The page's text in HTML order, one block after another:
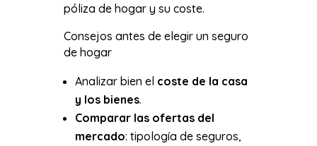
póliza de hogar y su coste.
Consejos antes de elegir un seguro
de hogar
Analizar bien el coste de la casa
y los bienes.
Comparar las ofertas del
mercado: tipología de seguros,